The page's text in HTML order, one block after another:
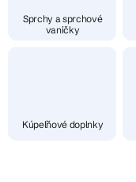
Sprchy a sprchové
vaničky
Kúpeľňové doplnky